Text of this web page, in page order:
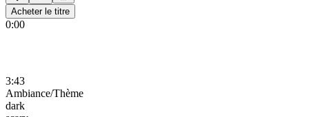
Acheter le titre
0:00
3:43
Ambiance/Thème
dark